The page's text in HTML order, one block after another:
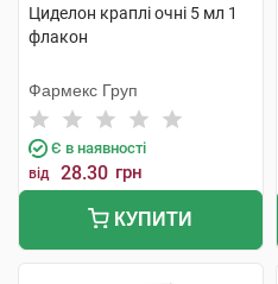
Циделон краплі очні 5 мл 1
флакон
Фармекс Груп
Є в наявності
від 28.30 грн
КУПИТИ